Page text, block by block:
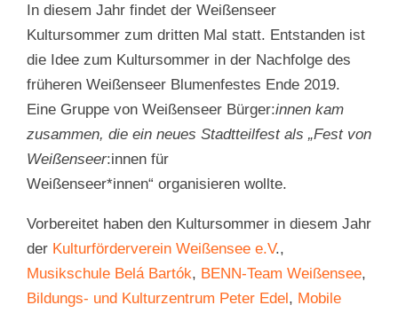
In diesem Jahr findet der Weißenseer
Kultursommer zum dritten Mal statt. Entstanden ist
die Idee zum Kultursommer in der Nachfolge des
früheren Weißenseer Blumenfestes Ende 2019.
Eine Gruppe von Weißenseer Bürger:innen kam
zusammen, die ein neues Stadtteilfest als „Fest von
Weißenseer:innen für
Weißenseer*innen“ organisieren wollte.
Vorbereitet haben den Kultursommer in diesem Jahr
der Kulturförderverein Weißensee e.V.,
Musikschule Belá Bartók, BENN-Team Weißensee,
Bildungs- und Kulturzentrum Peter Edel, Mobile